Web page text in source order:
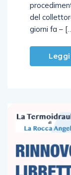
del
giorni fa –
Leggi